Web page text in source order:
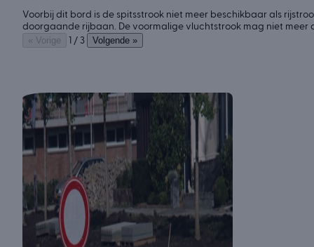
Voorbij dit bord is de spitsstrook niet meer beschikbaar als
doorgaande rijbaan. De voormalige vluchtstrook mag niet meer
« Vorige 1 / 3 Volgende »